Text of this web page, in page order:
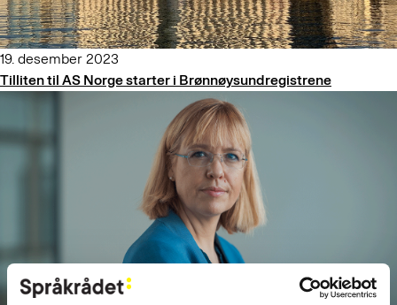
19. desember 2023
Tilliten til AS Norge starter i Brønnøysundregistrene